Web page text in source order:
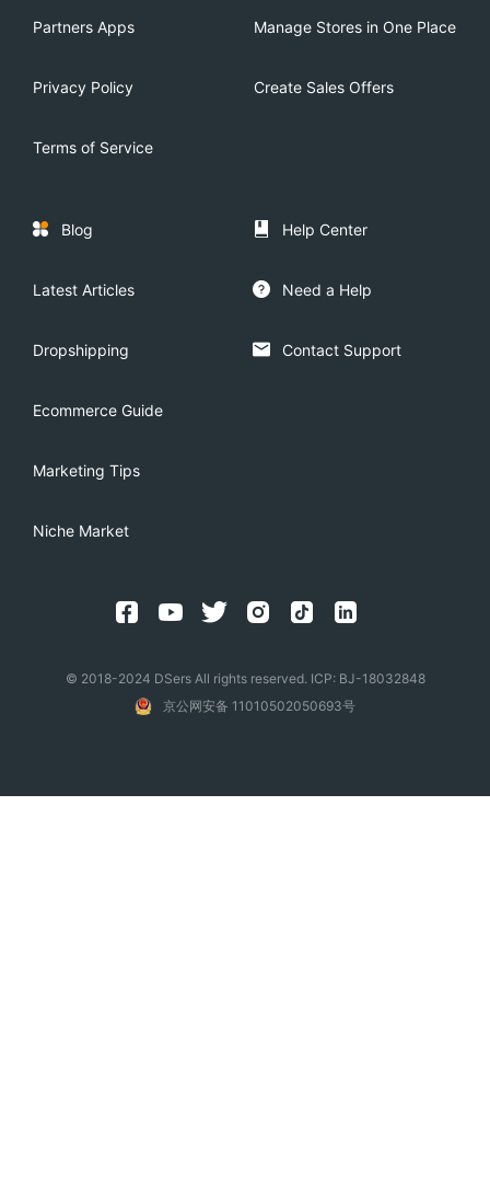
Partners Apps
Privacy Policy
Terms of Service
Manage Stores in One Place
Create Sales Offers
Blog
Latest Articles
Dropshipping
Ecommerce Guide
Marketing Tips
Niche Market
Help Center
Need a Help
Contact Support
© 2018-2024 DSers All rights reserved. ICP: BJ-18032848
京公网安备 11010502050693号